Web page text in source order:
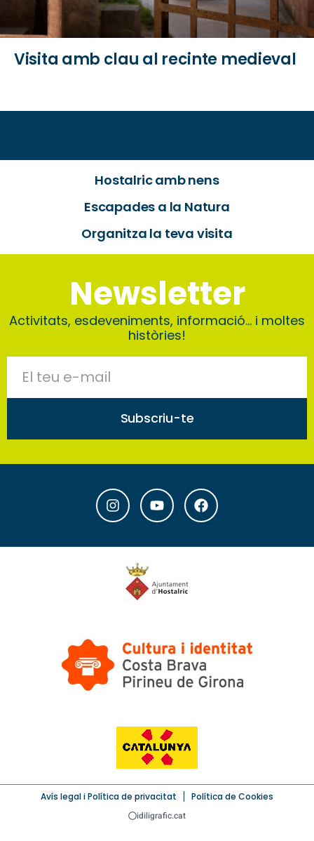
Visita amb clau al recinte medieval
Hostalric amb nens
Escapades a la Natura
Organitza la teva visita
Newsletter
Activitats, esdeveniments, informació… i moltes
històries!
Subscriu-te
Avís legal i Política de privacitat Política de Cookies
idiligrafic.cat